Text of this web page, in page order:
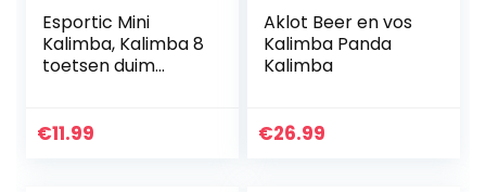
Esportic Mini
Kalimba, Kalimba 8
toetsen duim
prachtige mini
€11.99
Aklot Beer en vos
Kalimba Panda
Kalimba
€26.99